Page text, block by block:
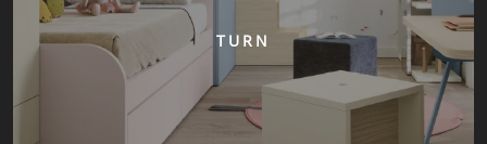
TURN